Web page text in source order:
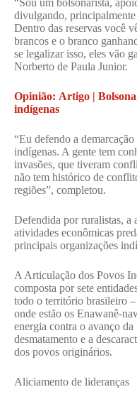
divulgando, principalmente
Dentro das reservas você
brancos e o branco
se legalizar isso, eles vão
Norberto de Paula Junior.
Opinião: Artigo |
indígenas
“Eu defendo a demarcação
indígenas. A gente tem
invasões, que tiveram
não tem histórico de
regiões”, completou.
Defendida por ruralistas, a
atividades econômicas
principais organizações
A Articulação dos Povos
composta por sete
todo o território brasileiro
onde estão os Enawanê-
energia contra o avanço
desmatamento e a
dos povos originários.
Aliciamento de lideranças